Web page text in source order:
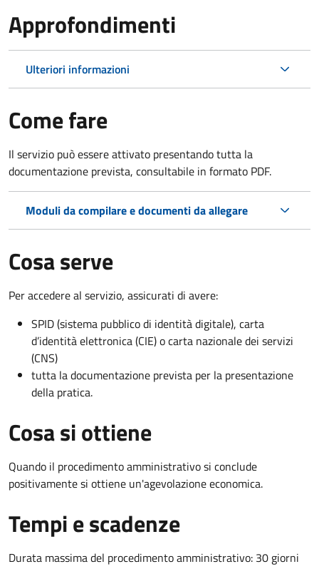
Approfondimenti
Ulteriori informazioni
Come fare
Il servizio può essere attivato presentando tutta la
documentazione prevista, consultabile in formato PDF.
Moduli da compilare e documenti da allegare
Cosa serve
Per accedere al servizio, assicurati di avere:
SPID (sistema pubblico di identità digitale), carta
d’identità elettronica (CIE) o carta nazionale dei servizi
(CNS)
tutta la documentazione prevista per la presentazione
della pratica.
Cosa si ottiene
Quando il procedimento amministrativo si conclude
positivamente si ottiene un'agevolazione economica.
Tempi e scadenze
Durata massima del procedimento amministrativo: 30 giorni